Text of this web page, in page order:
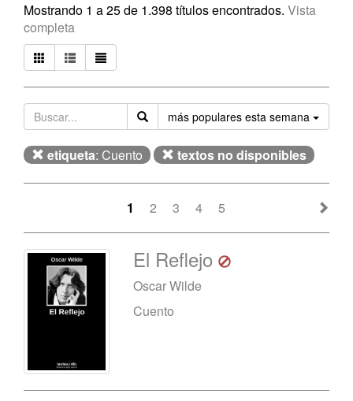
Mostrando 1 a 25 de 1.398 títulos encontrados. Vista
completa
más populares esta semana
etiqueta: Cuento textos no disponibles
1 2 3 4 5
El Reflejo
Oscar Wilde
Cuento